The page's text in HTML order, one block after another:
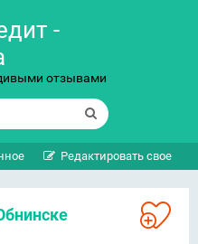
-
отзывами
Редактировать свое